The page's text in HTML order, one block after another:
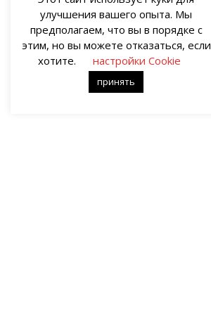
улучшения вашего опыта. Мы
предполагаем, что вы в порядке с
этим, но вы можете отказаться, если
хотите.
настройки Cookie
принять